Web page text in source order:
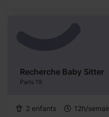
Recherche Baby Sitter
Paris 19
2 enfants
12h/